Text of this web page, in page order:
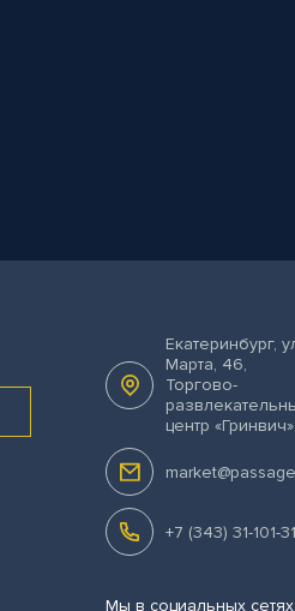
Екатеринбург,
Марта, 46,
Торгово-
центр «Гринвич»
+7 (343) 31-101-31
Мы в социальных сетях